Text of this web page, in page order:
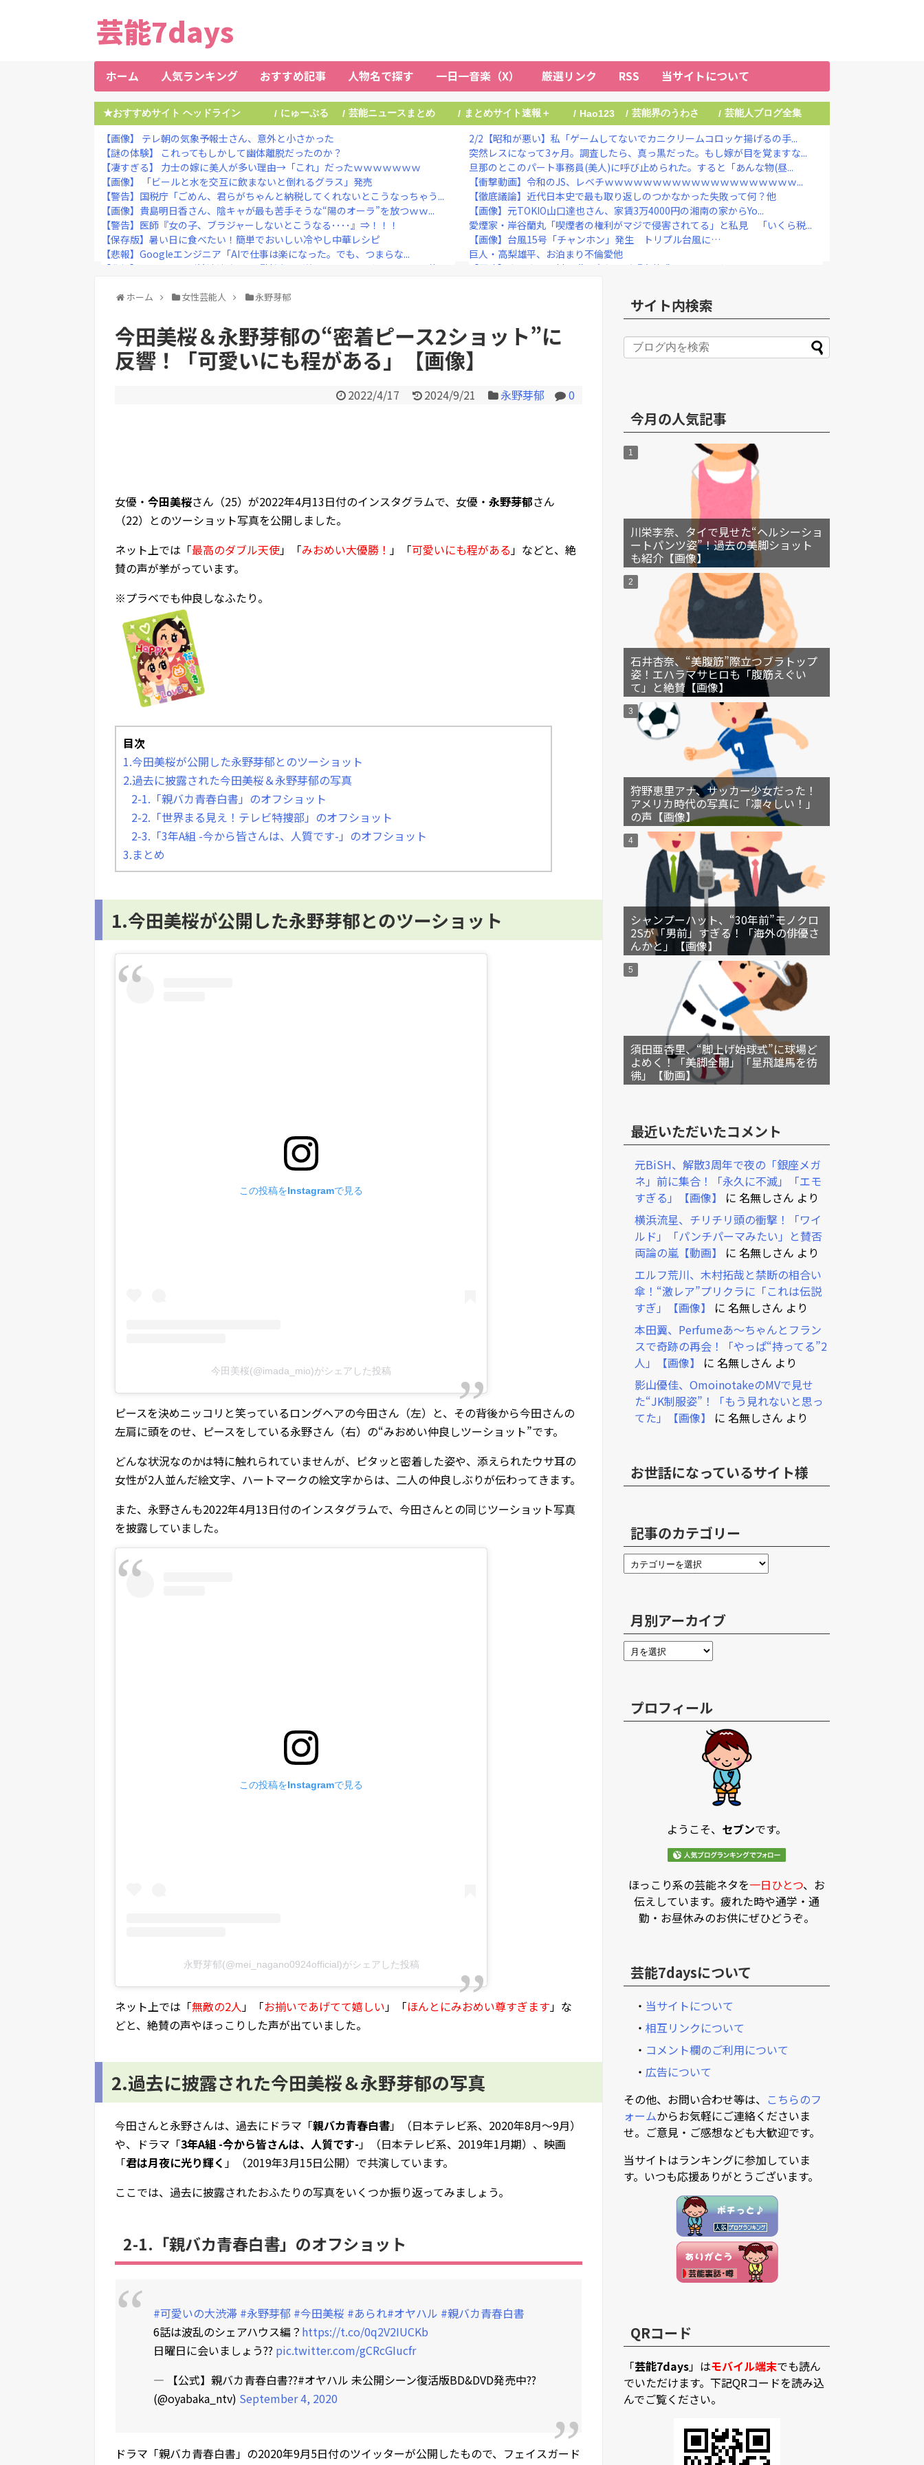
芸能7days
ホーム 人気ランキング おすすめ記事 人物名で探す 一日一音楽（X） 厳選リンク RSS 当サイトについて
★おすすめサイト ヘッドライン / にゅーぷる / 芸能ニュースまとめ / まとめサイト速報＋ / Hao123 / 芸能界のうわさ / 芸能人ブログ全集
【画像】 テレ朝の気象予報士さん、意外と小さかった
【謎の体験】 これってもしかして幽体離脱だったのか？
【凄すぎる】 力士の嫁に美人が多い理由→「これ」だったｗｗｗｗｗｗｗ
【画像】 「ビールと水を交互に飲まないと倒れるグラス」発売
【警告】国税庁「ごめん、君らがちゃんと納税してくれないとこうなっちゃう...
【画像】貴島明日香さん、陰キャが最も苦手そうな“陽のオーラ”を放つｗｗ...
【警告】医師『女の子、ブラジャーしないとこうなる････』⇒！！！
【保存版】暑い日に食べたい！簡単でおいしい冷やし中華レシピ
【悲報】Googleエンジニア「AIで仕事は楽になった。でも、つまらな...
【悲報】元フジテレビ渡邊渚さん、『地獄』に逆戻りしてしまう・・・・・他
Powered by livedoor 相互RSS
2/2【昭和が悪い】私「ゲームしてないでカニクリームコロッケ揚げるの手...
突然レスになって3ヶ月。調査したら、真っ黒だった。もし嫁が目を覚ますな...
旦那のとこのパート事務員(美人)に呼び止められた。すると「あんな物(昼...
【衝撃動画】令和のJS、レベチｗｗｗｗｗｗｗｗｗｗｗｗｗｗｗｗｗｗｗｗ...
【徹底議論】近代日本史で最も取り返しのつかなかった失敗って何？他
【画像】元TOKIO山口達也さん、家賃3万4000円の湘南の家からYo...
愛煙家・岸谷蘭丸「喫煙者の権利がマジで侵害されてる」と私見 「いくら税...
【画像】台風15号「チャンホン」発生 トリプル台風に…
巨人・高梨雄平、お泊まり不倫愛他
【正論】ナイナイ岡村に世の夫たちが『大共感』してしまうｗｗｗｗｗｗｗｗ
【悲報】愛煙家の岸谷蘭丸、『大爆発』してしまう！！！！！！
Powered by livedoor 相互RSS
ホーム 女性芸能人 永野芽郁
今田美桜＆永野芽郁の“密着ピース2ショット”に
反響！「可愛いにも程がある」【画像】
2022/4/17 2024/9/21 永野芽郁 0
女優・ 今田美桜さん（25）が2022年4月13日付のインスタグラムで、女優・ 永野芽郁さん
（22）とのツーショット写真を公開しました。
ネット上では「最高のダブル天使」「みおめい大優勝！ 」「可愛いにも程がある 」などと、絶
賛の声が挙がっています。
※プラベでも仲良しなふたり。
目次
1.今田美桜が公開した永野芽郁とのツーショット
2.過去に披露された今田美桜＆永野芽郁の写真
2-1.「親バカ青春白書」のオフショット
2-2.「世界まる見え！テレビ特捜部」のオフショット
2-3.「3年A組 -今から皆さんは、人質です-」のオフショット
3.まとめ
1.今田美桜が公開した永野芽郁とのツーショット
この投稿をInstagramで見る
今田美桜(@imada_mio)がシェアした投稿
ピースを決めニッコリと笑っているロングヘアの今田さん（左）と、その背後から今田さんの
左肩に頭をのせ、ピースをしている永野さん（右）の“みおめい仲良しツーショット”です。
どんな状況なのかは特に触れられていませんが、ピタッと密着した姿や、添えられたウサ耳の
女性が2人並んだ絵文字、ハートマークの絵文字からは、二人の仲良しぶりが伝わってきます。
また、永野さんも2022年4月13日付のインスタグラムで、今田さんとの同じツーショット写真
を披露していました。
この投稿をInstagramで見る
永野芽郁(@mei_nagano0924official)がシェアした投稿
ネット上では「無敵の2人」「お揃いであげてて嬉しい」「ほんとにみおめい尊すぎます」な
どと、絶賛の声やほっこりした声が出ていました。
2.過去に披露された今田美桜＆永野芽郁の写真
今田さんと永野さんは、過去にドラマ「親バカ青春白書」（日本テレビ系、2020年8月～9月）
や、ドラマ「3年A組 -今から皆さんは、人質です-」（日本テレビ系、2019年1月期）、映画
「君は月夜に光り輝く」（2019年3月15日公開）で共演しています。
ここでは、過去に披露されたおふたりの写真をいくつか振り返ってみましょう。
2-1.「親バカ青春白書」のオフショット
#可愛いの大渋滞 #永野芽郁 #今田美桜 #あられ#オヤハル #親バカ青春白書
6話は波乱のシェアハウス編？ https://t.co/0q2V2IUCKb
日曜日に会いましょう?? pic.twitter.com/gCRcGIucfr
— 【公式】親バカ青春白書??#オヤハル 未公開シーン復活版BD&DVD発売中??
(@oyabaka_ntv) September 4, 2020
ドラマ「親バカ青春白書」の2020年9月5日付のツイッターが公開したもので、フェイスガード
サイト内検索
今月の人気記事
川栄李奈、タイで見せた“ヘルシーショ
ートパンツ姿”！過去の美脚ショット
も紹介【画像】
石井杏奈、“美腹筋”際立つブラトップ
姿！エハラマサヒロも「腹筋えぐい
て」と絶賛【画像】
狩野恵里アナ、サッカー少女だった！
アメリカ時代の写真に「凛々しい！」
の声【画像】
シャンプーハット、“30年前”モノクロ
2Sが「男前」すぎる！「海外の俳優さ
んかと」【画像】
須田亜香里、“脚上げ始球式”に球場ど
よめく！「美脚全開」「星飛雄馬を彷
彿」【動画】
最近いただいたコメント
元BiSH、解散3周年で夜の「銀座メガ
ネ」前に集合！「永久に不滅」「エモ
すぎる」【画像】
に 名無しさん より
横浜流星、チリチリ頭の衝撃！「ワイ
ルド」「パンチパーマみたい」と賛否
両論の嵐【動画】
に 名無しさん より
エルフ荒川、木村拓哉と禁断の相合い
傘！“激レア”プリクラに「これは伝説
すぎ」【画像】
に 名無しさん より
本田翼、Perfumeあ～ちゃんとフラン
スで奇跡の再会！「やっぱ“持ってる”2
人」【画像】
に 名無しさん より
影山優佳、OmoinotakeのMVで見せ
た“JK制服姿”！「もう見れないと思っ
てた」【画像】
に 名無しさん より
お世話になっているサイト様
記事のカテゴリー
月別アーカイブ
プロフィール
ようこそ、 セブンです。
ほっこり系の芸能ネタを一日ひとつ、お
伝えしています。疲れた時や通学・通
勤・お昼休みのお供にぜひどうぞ。
芸能7daysについて
・ 当サイトについて
・ 相互リンクについて
・ コメント欄のご利用について
・ 広告について
その他、お問い合わせ等は、 こちらのフ
ォームからお気軽にご連絡くださいま
せ。ご意見・ご感想なども大歓迎です。
当サイトはランキングに参加していま
す。いつも応援ありがとうございます。
QRコード
「芸能7days」はモバイル端末でも読ん
でいただけます。下記QRコードを読み込
んでご覧ください。